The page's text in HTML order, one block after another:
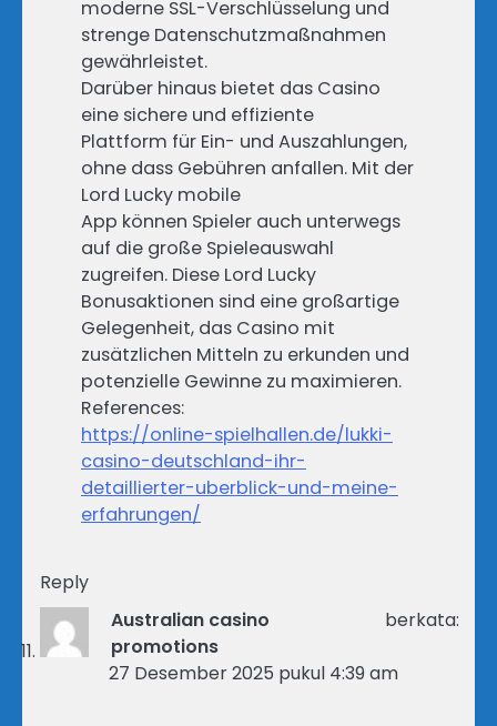
moderne SSL-Verschlüsselung und
strenge Datenschutzmaßnahmen
gewährleistet.
Darüber hinaus bietet das Casino
eine sichere und effiziente
Plattform für Ein- und Auszahlungen,
ohne dass Gebühren anfallen. Mit der
Lord Lucky mobile
App können Spieler auch unterwegs
auf die große Spieleauswahl
zugreifen. Diese Lord Lucky
Bonusaktionen sind eine großartige
Gelegenheit, das Casino mit
zusätzlichen Mitteln zu erkunden und
potenzielle Gewinne zu maximieren.
References:
https://online-spielhallen.de/lukki-
casino-deutschland-ihr-
detaillierter-uberblick-und-meine-
erfahrungen/
Reply
Australian casino
promotions
berkata:
27 Desember 2025 pukul 4:39 am